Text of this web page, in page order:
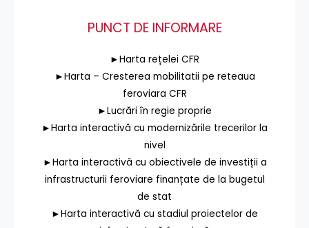
PUNCT DE INFORMARE
►Harta rețelei CFR
►Harta – Cresterea mobilitatii pe reteaua
feroviara CFR
►Lucrări în regie proprie
►Harta interactivă cu modernizările trecerilor la
nivel
►Harta interactivă cu obiectivele de investiții a
infrastructurii feroviare finanțate de la bugetul
de stat
►Harta interactivă cu stadiul proiectelor de